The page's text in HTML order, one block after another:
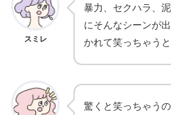
スミレ
暴力、セクハラ、
にそんなシーンが
かれて笑っちゃうと
驚くと笑っちゃう